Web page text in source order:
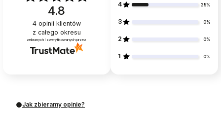
4.8
4opinii klientów
z całego okresu
zebranych i zweryfikowanych przez
4 25%
3 0%
2 0%
1 0%
Jak zbieramy opinie?